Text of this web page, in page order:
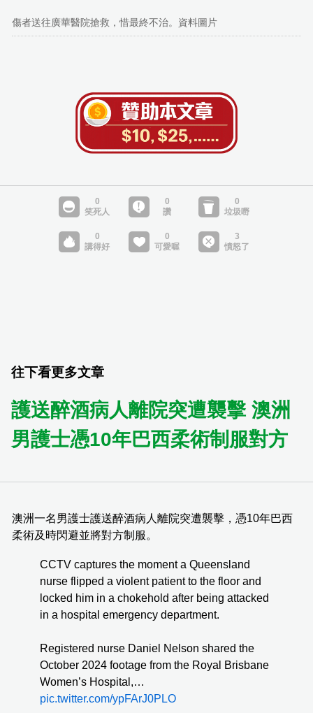
傷者送往廣華醫院搶救，惜最終不治。資料圖片
往下看更多文章
護送醉酒病人離院突遭襲擊 澳洲
男護士憑10年巴西柔術制服對方
澳洲一名男護士護送醉酒病人離院突遭襲擊，憑10年巴西
柔術及時閃避並將對方制服。
CCTV captures the moment a Queensland
nurse flipped a violent patient to the floor and
locked him in a chokehold after being attacked
in a hospital emergency department.
Registered nurse Daniel Nelson shared the
October 2024 footage from the Royal Brisbane
Women’s Hospital,…
pic.twitter.com/ypFArJ0PLO